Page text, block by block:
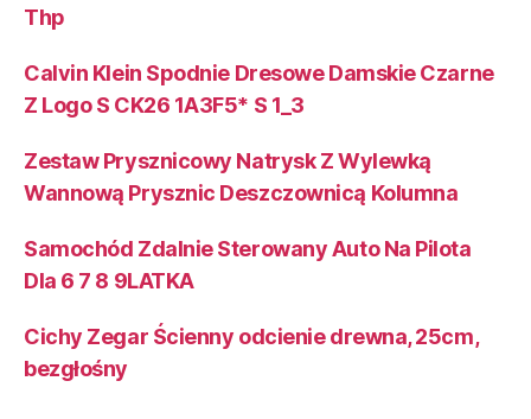
Thp
Calvin Klein Spodnie Dresowe Damskie Czarne
Z Logo S CK26 1A3F5* S 1_3
Zestaw Prysznicowy Natrysk Z Wylewką
Wannową Prysznic Deszczownicą Kolumna
Samochód Zdalnie Sterowany Auto Na Pilota
Dla 6 7 8 9LATKA
Cichy Zegar Ścienny odcienie drewna, 25cm,
bezgłośny